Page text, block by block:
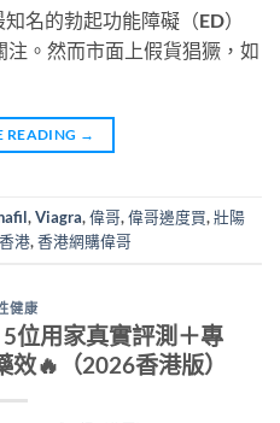
名的勃起功能障礙（ED）
。然而市面上假貨猖獗，如
READING →
,Viagra,偉哥,偉哥邊度買,壯陽
港,香港網購偉哥
健康
位用家真實評測＋專
🔥（2026香港版）